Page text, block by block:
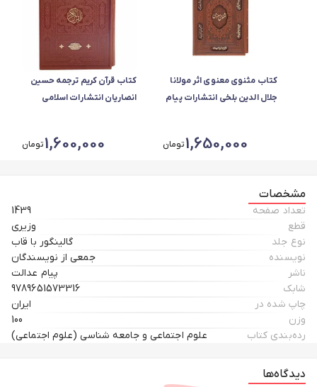
کتاب مثنوی معنوی اثر مولانا
جلال الدین بلخی انتشارات پیام
1,650,000تومان
کتاب قرآن کریم ترجمه حسین
انصاریان انتشارات اسلامی
1,600,000تومان
مشخصات
تعداد صفحه
1439
قطع
وزیری
نوع جلد
گالینگور با قاب
نویسنده
جمعی از نویسندگان
ناشر
پیام عدالت
شابک
9789651573316
چاپ شده در
ایران
وزن
100
رده‌بندی کتاب
علوم اجتماعی و جامعه شناسی (علوم اجتماعی)
دیدگاه‌ها